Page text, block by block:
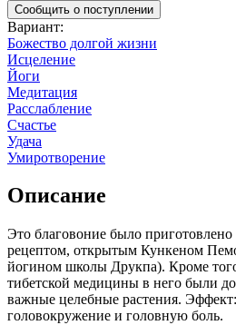
Сообщить о поступлении
Вариант:
Божество долгой жизни
Исцеление
Йоги
Медитация
Расслабление
Счастье
Удача
Умиротворение
Описание
Это благовоние было приготовлено
рецептом, открытым Кункеном
йогином школы Друкпа). Кроме
тибетской медицины в него были
важные целебные растения. Эффект:
головокружение и головную боль.